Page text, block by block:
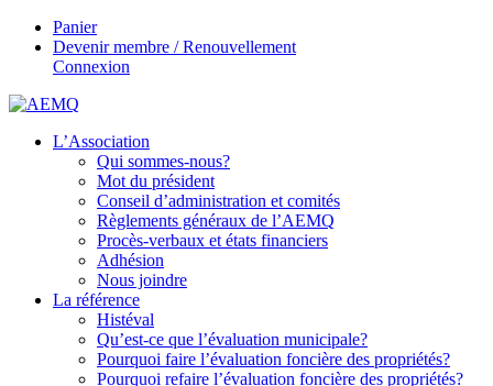
Panier
Devenir membre / Renouvellement
Connexion
L’Association
Qui sommes-nous?
Mot du président
Conseil d’administration et comités
Règlements généraux de l’AEMQ
Procès-verbaux et états financiers
Adhésion
Nous joindre
La référence
Histéval
Qu’est-ce que l’évaluation municipale?
Pourquoi faire l’évaluation foncière des propriétés?
Pourquoi refaire l’évaluation foncière des propriétés?